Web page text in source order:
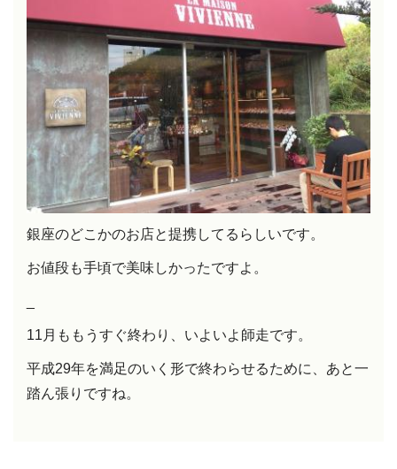
銀座のどこかのお店と提携してるらしいです。
お値段も手頃で美味しかったですよ。
11月ももうすぐ終わり、いよいよ師走です。
平成29年を満足のいく形で終わらせるために、あと一
踏ん張りですね。